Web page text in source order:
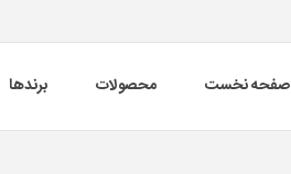
صفحه نخست محصولات برندها